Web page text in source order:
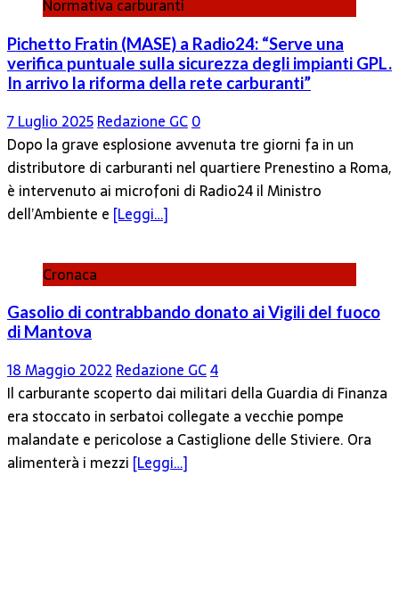
Normativa carburanti
Pichetto Fratin (MASE) a Radio24: “Serve una
verifica puntuale sulla sicurezza degli impianti GPL.
In arrivo la riforma della rete carburanti”
7 Luglio 2025Redazione GC0
Dopo la grave esplosione avvenuta tre giorni fa in un
distributore di carburanti nel quartiere Prenestino a Roma,
è intervenuto ai microfoni di Radio24 il Ministro
dell’Ambiente e [Leggi…]
Cronaca
Gasolio di contrabbando donato ai Vigili del fuoco
di Mantova
18 Maggio 2022 Redazione GC4
Il carburante scoperto dai militari della Guardia di Finanza
era stoccato in serbatoi collegate a vecchie pompe
malandate e pericolose a Castiglione delle Stiviere. Ora
alimenterà i mezzi [Leggi…]